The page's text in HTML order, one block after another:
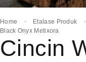
Home Etalase Produk
Black Onyx Metixora
Cincin